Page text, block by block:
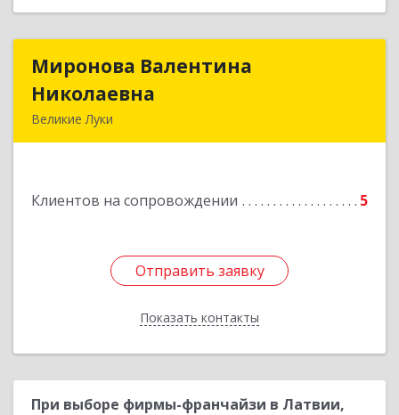
Миронова Валентина
Николаевна
Великие Луки
Клиентов на сопровождении 5
Отправить заявку
Показать контакты
Миронова Валентина
Отправить заявку
Назад
При выборе фирмы-франчайзи в Латвии,